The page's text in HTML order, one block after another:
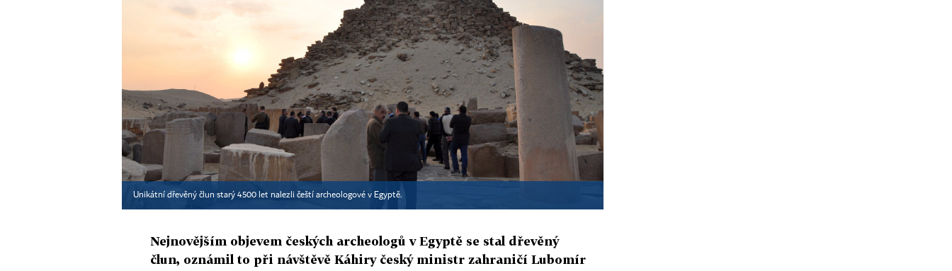
Unikátní dřevěný člun starý 4500 let nalezli čeští archeologové v Egyptě.
Nejnovějším objevem českých archeologů v Egyptě se stal dřevěný
člun, oznámil to při návštěvě Káhiry český ministr zahraničí Lubomír